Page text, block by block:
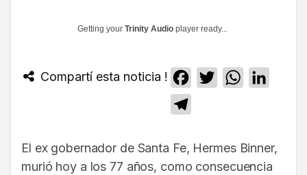
Getting your Trinity Audio player ready...
Compartí esta noticia ! Facebook
TwitterWhatsApp
El ex gobernador de Santa Fe, Hermes Binner,
murió hoy a los 77 años, como consecuencia